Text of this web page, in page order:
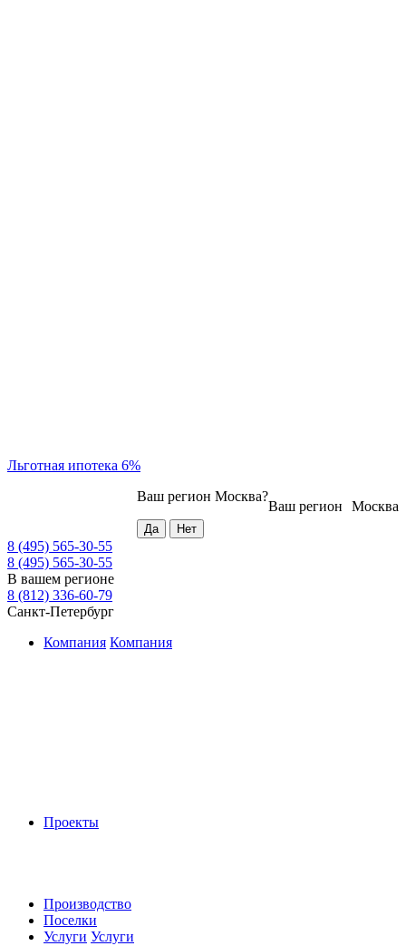
Льготная ипотека 6%
Москва
Ваш регион
Ваш регион Москва?
8 (495) 565-30-55
8 (495) 565-30-55
В вашем регионе
8 (812) 336-60-79
Санкт-Петербург
Компания Компания
Проекты
Производство
Поселки
Услуги Услуги